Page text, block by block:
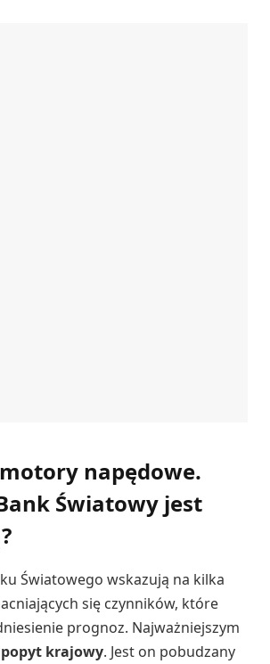
napędowe.
Światowy jest
Światowego wskazują na kilka
się czynników, które
prognoz. Najważniejszym
krajowy. Jest on pobudzany